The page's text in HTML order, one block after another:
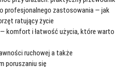
profesjonalnego zastosowania — jak
ratujący życie
komfort i łatwość użycia, które warto
ruchowej a także
poruszaniu się